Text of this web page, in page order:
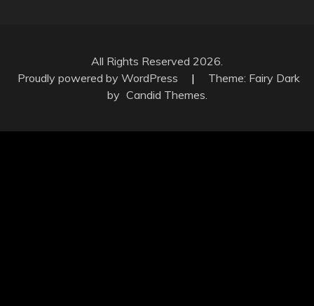
All Rights Reserved 2026.
Proudly powered by WordPress
|
Theme: Fairy Dark
by Candid Themes.